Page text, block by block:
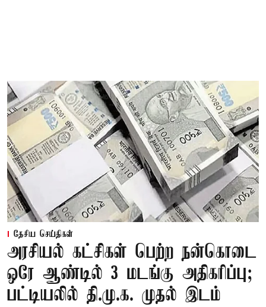
தேசிய செய்திகள்
அரசியல் கட்சிகள் பெற்ற நன்கொடை
ஒரே ஆண்டில் 3 மடங்கு அதிகரிப்பு;
பட்டியலில் தி.மு.க. முதல் இடம்